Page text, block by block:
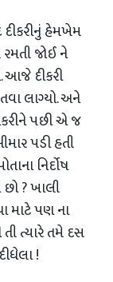
હેમખેમ
જોઈ ને
આજે દીકરી
લાગ્યો. અને
પછી એ જ
પડી હતી
નિર્દોષ
? ખાલી
માટે પણ ના
ત્યારે તમે દસ
!